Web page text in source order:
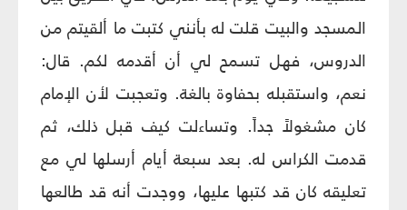
المسجد والبيت قلت له بأنني كتبت ما ألقيتم من
الدروس، فهل تسمح لي أن أقدمه لكم. قال:
نعم، واستقبله بحفاوة بالغة. وتعجبت لأن الإمام
كان مشغولاً جداً. وتساءلت كيف قبل ذلك، ثم
قدمت الكراس له. بعد سبعة أيام أرسلها لي مع
تعليقه كان قد كتبها عليها، ووجدت أنه قد طالعها